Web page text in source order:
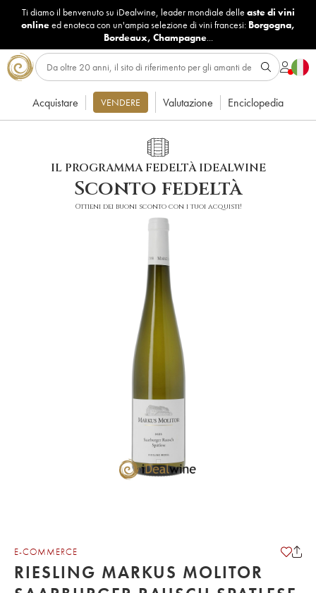
Ti diamo il benvenuto su iDealwine, leader mondiale delle aste di vini
onlineed enoteca con un'ampia selezione di vini francesi: Borgogna,
Bordeaux, Champagne...
Acquistare VENDERE Valutazione Enciclopedia
IL PROGRAMMA FEDELTÀ IDEALWINE
Sconto fedeltà
Ottieni dei buoni sconto con i tuoi acquisti!
E-COMMERCE
RIESLING MARKUS MOLITOR